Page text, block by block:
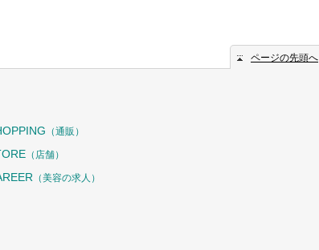
ページの先頭へ
（通販）
（店舗）
（美容の求人）